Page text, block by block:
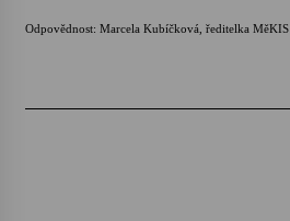
Odpovědnost: Marcela Kubíčková, ředitelka MěKIS